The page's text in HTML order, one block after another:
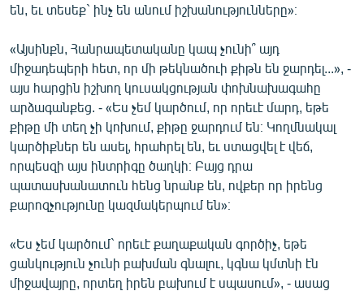
են, եւ տեսեք` ինչ են անում իշխանությունները»։
«Այսինքն, Հանրապետականը կապ չունի՞ այդ
միջադեպերի հետ, որ մի թեկնածուի քիթն են ջարդել...», -
այս հարցին իշխող կուսակցության փոխնախագահը
արձագանքեց. - «Ես չեմ կարծում, որ որեւէ մարդ, եթե
քիթը մի տեղ չի կոխում, քիթը ջարդում են։ Կողմնակալ
կարծիքներ են ասել, հրահրել են, եւ ստացվել է վեճ,
որպեսզի այս ինտրիգը ծաղկի։ Բայց դրա
պատասխանատուն հենց նրանք են, ովքեր որ իրենց
քարոզչությունը կազմակերպում են»։
«Ես չեմ կարծում` որեւէ քաղաքական գործիչ, եթե
ցանկություն չունի բախման գնալու, կգնա կմտնի էն
միջավայրը, որտեղ իրեն բախում է սպասում», - ասաց